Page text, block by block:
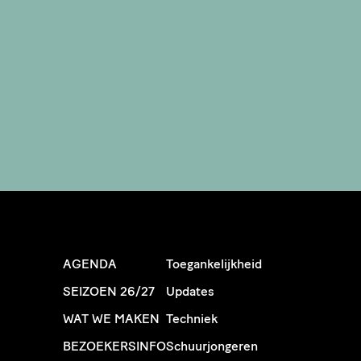
AGENDA
SEIZOEN 26/27
WAT WE MAKEN
BEZOEKERSINFO
Toegankelijkheid
Updates
Techniek
Schuurjongeren